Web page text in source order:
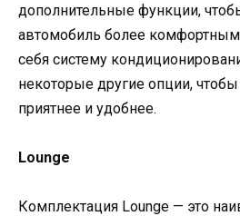
дополнительные функции,
автомобиль более
себя систему
некоторые другие опции,
приятнее и удобнее.
Lounge
Комплектация Lounge — это